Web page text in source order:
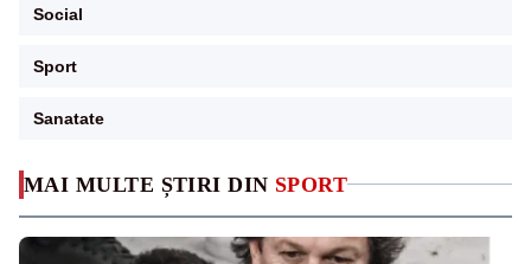
MAI MULTE ȘTIRI DIN SPORT
Social
Sport
Sanatate